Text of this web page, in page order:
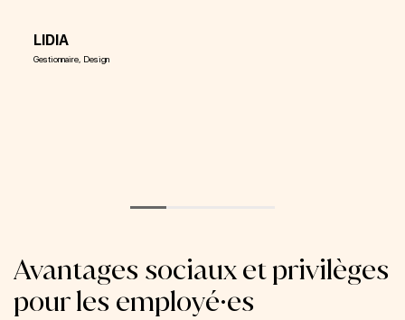
LIDIA
Gestionnaire, Design
Avantages sociaux et privilèges
pour les employé·es